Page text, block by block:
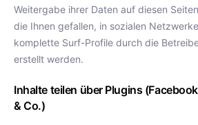
Weitergabe ihrer Daten auf diesen
die Ihnen gefallen, in sozialen
komplette Surf-Profile durch die
erstellt werden.
Inhalte teilen über Plugins
& Co.)